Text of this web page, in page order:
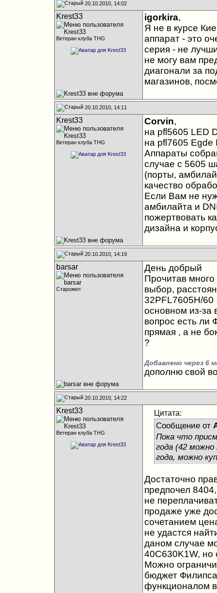
20.10.2010, 14:02
Krest33
Ветеран клуба THG
igorkira,
Я не в курсе
аппарат - это
серия - не
не могу вам
диагонали за
магазинов,
20.10.2010, 14:11
Krest33
Ветеран клуба THG
Corvin,
на pfl5605 LED
на pfl7605
Аппараты
случае с 5605
(порты,
качество
Если Вам не
амбилайта и
пожертвовать
дизайна и
20.10.2010, 14:19
barsar
Старожил
День добрый
Прочитав
выбор,
32PFL7605H/60
основном из-за
вопрос есть ли
прямая , а не
?
Добавлено через 6
дополню свой
20.10.2010, 14:22
Krest33
Ветеран клуба THG
Цитата:
Сообщение от
Пока что
года (42 можно
года, можно
Достаточно
предпочел
не
продаже уже
сочетанием
не удастся
даном случае
40C630K1W, но
Можно
бюджет
функционалом